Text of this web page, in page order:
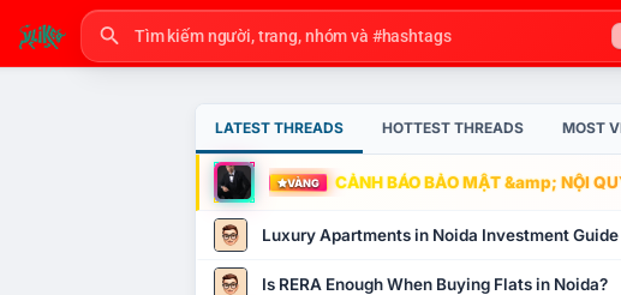
LATEST THREADS HOTTEST THREADS MOST
VÀNG CẢNH BÁO BẢO MẬT &amp; NỘI
Luxury Apartments in Noida Investment Guide
Is RERA Enough When Buying Flats in Noida?